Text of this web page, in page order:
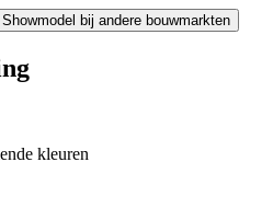
Showmodel bij andere bouwmarkten
kleuren